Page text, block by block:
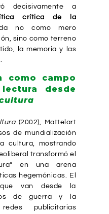
decisivamente a
crítica de la
no como mero
sino como terreno
la memoria y las
como campo
desde
(2002), Mattelart
de mundialización
cultura, mostrando
transformó el
en una arena
hegemónicas. El
van desde la
de guerra y la
publicitarias